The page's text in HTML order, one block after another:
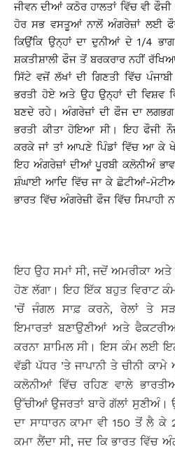
ਜੀਵਨ ਦੀਆਂ ਕਠੋਰ ਹਾਲਤਾਂ ਵਿੱਚ ਵੀ
ਹੋਰ ਸਭ ਵਸਤੂਆਂ ਨਾਲੋਂ ਅੰਗਰੇਜ਼ਾਂ ਲਈ
ਕਿਉਂਕਿ ਉਨ੍ਹਾਂ ਦਾ ਦੁਨੀਆਂ ਦੇ 1/4
ਸ਼ਕਤੀਸ਼ਾਲੀ ਫੌਜ ਤੋਂ ਬਰਕਰਾਰ ਨਹੀਂ
ਸਿੱਟੇ ਵਜੋਂ ਲੱਖਾਂ ਦੀ ਗਿਣਤੀ ਵਿੱਚ
ਭਰਤੀ ਹੋਏ ਅਤੇ ਉਹ ਉਨ੍ਹਾਂ ਦੀ ਵਿਸ਼ਵ
ਬਣਦੇ ਰਹੇ। ਅੰਗਰੇਜ਼ਾਂ ਦੀ ਫੌਜ ਦਾ ਲਗਭਗ
ਭਰਤੀ ਕੀਤਾ ਹੋਇਆ ਸੀ। ਇਹ ਫੌਜੀ
ਕਰਕੇ ਜਾਂ ਤਾਂ ਆਪਣੇ ਪਿੰਡਾਂ ਵਿੱਚ ਆ ਕੇ
ਇਹ ਅੰਗਰੇਜ਼ਾਂ ਦੀਆਂ ਪੂਰਬੀ ਕਲੋਨੀਅੰ
ਸ਼ੰਘਾਈ ਆਦਿ ਵਿੱਚ ਜਾ ਕੇ ਛੋਟੀਆਂ-
ਭਾਰਤ ਵਿੱਚ ਅੰਗਰੇਜ਼ੀ ਫੌਜ ਵਿੱਚ ਸਿਪਾਹੀ
ਇਹ ਉਹ ਸਮਾਂ ਸੀ, ਜਦੋਂ ਅਮਰੀਕਾ ਅਤੇ
ਹੋਣ ਲੱਗਾ। ਇਹ ਇੱਕ ਬਹੁਤ ਵਿਰਾਟ
’ਚੋਂ ਜੰਗਲ ਸਾਫ਼ ਕਰਨੇ, ਰੇਲਾਂ ਤੇ
ਇਮਾਰਤਾਂ ਬਣਾਉਣੀਆਂ ਅਤੇ
ਕਰਨਾ ਸ਼ਾਮਿਲ ਸੀ। ਇਸ ਕੰਮ ਲਈ
ਵੱਡੀ ਪੱਧਰ ’ਤੇ ਜਾਪਾਨੀ ਤੇ ਚੀਨੀ
ਕਲੋਨੀਆਂ ਵਿੱਚ ਰਹਿਣ ਵਾਲੇ
ਉੱਚੀਆਂ ਉਜਰਤਾਂ ਬਾਰੇ ਗੱਲਾਂ ਸੁਣੀਅੰ।
ਦਾ ਸਾਧਾਰਨ ਕਾਮਾ ਵੀ 150 ਤੋਂ ਲੈ
ਕਮਾ ਲੈਂਦਾ ਸੀ, ਜਦ ਕਿ ਭਾਰਤ ਵਿੱਚ